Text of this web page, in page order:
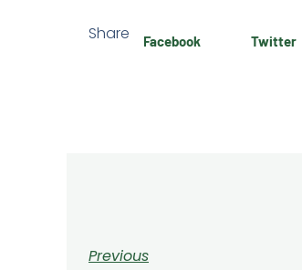
Share Facebook Twitter
Previous